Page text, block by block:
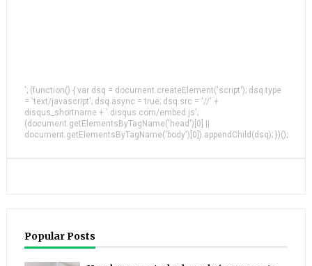
'; (function() { var dsq = document.createElement('script'); dsq.type
= 'text/javascript'; dsq.async = true; dsq.src = '//' +
disqus_shortname + '.disqus.com/embed.js';
(document.getElementsByTagName('head')[0] ||
document.getElementsByTagName('body')[0]).appendChild(dsq); })();
Popular Posts